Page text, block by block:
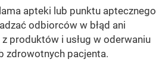
apteki lub punktu aptecznego
odbiorców w błąd ani
produktów i usług w oderwaniu
zdrowotnych pacjenta.